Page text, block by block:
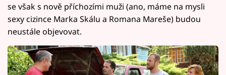
se však s nově příchozími muži (ano, máme na mysli
sexy cizince Marka Skálu a Romana Mareše) budou
neustále objevovat.